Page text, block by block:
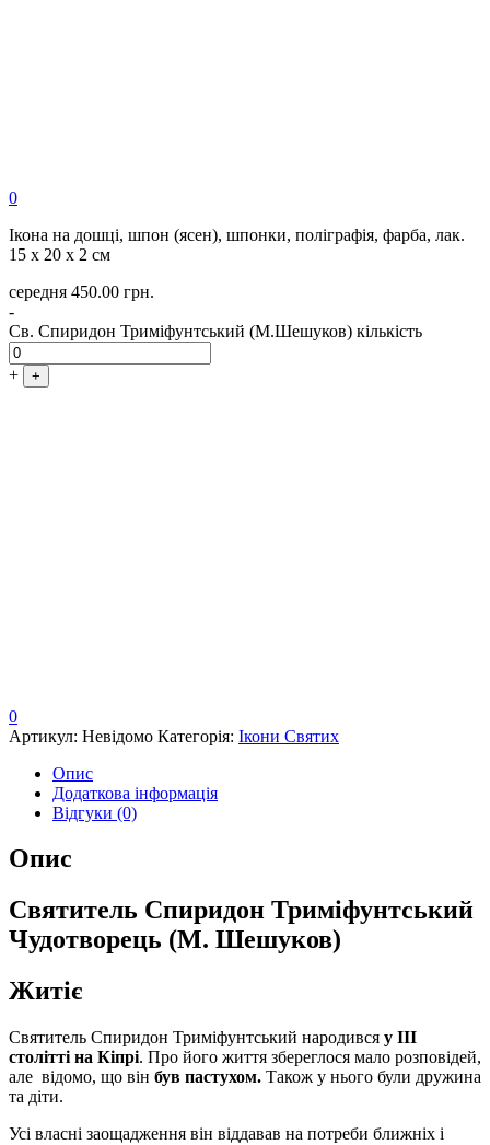
0
Ікона на дошці, шпон (ясен), шпонки, поліграфія, фарба, лак.
15 х 20 х 2 см
середня 450.00 грн.
-
Св. Спиридон Триміфунтський (М.Шешуков) кількість
+ +
0
Артикул: Невідомо Категорія: Ікони Святих
Опис
Додаткова інформація
Відгуки (0)
Опис
Святитель Спиридон Триміфунтський
Чудотворець (М. Шешуков)
Житіє
Святитель Спиридон Триміфунтський народився у ІІІ
столітті на Кіпрі. Про його життя збереглося мало розповідей,
але відомо, що він був пастухом. Також у нього були дружина
та діти.
Усі власні заощадження він віддавав на потреби ближніх і